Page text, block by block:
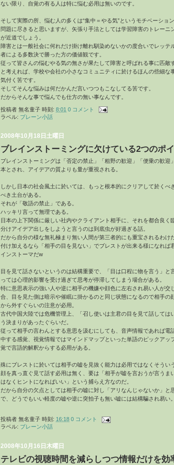
ない限り、自覚の有る人は特に悩む必用は無いのです。
そして実際の所、悩む人の多くは“集中＝やる気”というモチベーショ
問題に尽きると思いますが、矢張り手法としては学習障害のトレーニ
が近道でしょう。
障害とは一般社会に何れだけ掛け離れ馴染めないかの度合いでレッテ
者による多数決で勝った方の価値観です。
従って皆さんの悩むやる気の無さが果たして障害と呼ばれる事に匹敵
と考えれば、学校や会社の小さなコミュニティに於けるほんの些細な
気付く筈です。
そしてそんな悩みは何だかんだ言いつつもこなしてる筈です。
だからそんな事で悩んでも仕方の無い事なんです。
投稿者 無名童子 時刻: 8:01 0 コメント
ラベル: ブレーン小話
2008年10月18日土曜日
ブレインストーミングに欠けている2つのポ
ブレインストーミングは「否定の禁止」「粗野の歓迎」「便乗の歓迎
本とされ、アイデアの質よりも量が重視される。
しかし日本の社会風土に於いては、もっと根本的にクリアして於くべ
べき土台がある。
それが「敬語の禁止」である。
ハッキリ言って無理である。
日本の上下関係に厳しい社内やクライアント相手に、それを都合良く
分けアイデア出しをしようと言うのは到底虫が好過ぎる話。
だから自分の様な無礼極まり無い人間が第三者的にも重宝されるわけ
付け加えるなら「相手の目を見ない」でブレストが出来る様になれば
インストーマだw
目を見て話さないというのは結構重要で、「目は口程に物を言う」と
っては心理的影響を受け過ぎて思考が停滞してしまう場合がある。
特に意思表示の強い人や逆に相手の機嫌や顔色に左右され易い人 が交
合、目を見た側は暗示や催眠に掛かるのと同じ状態になるので相手の
から外すぐらいの注意が必用。
古代中国大陸では危機管理上、「召し使いは主君の目を見て話しては
う決まりがあったぐらいだ。
従って相手の言わんとする意思を汲むにしても、音声情報であれば電
中する感覚、視覚情報ではマインドマップといった単語のピックアッ
覚で言語的解釈からする必用がある。
殊にブレストに於いては相手の嘘を見抜く能力は必用ではなくそうい
顔を真っ直ぐ見て話す必用は無く、要は「相手が嘘を言おうが言うま
はなくヒントになればいい」という捕らえ方なのだ。
だから自分の欠点としては相手の嘘に対し「アリなんじゃないか」と
で、どうでもいい軽度の嘘や逆に突拍子も無い嘘には結構騙され易い。
投稿者 無名童子 時刻: 16:18 0 コメント
ラベル: ブレーン小話
2008年10月16日木曜日
テレビの視聴時間を減らしつつ情報だけを効